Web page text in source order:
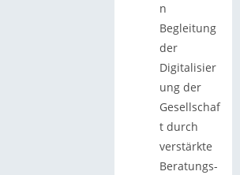
n
Begleitung
der
Digitalisier
ung der
Gesellschaf
t durch
verstärkte
Beratungs-